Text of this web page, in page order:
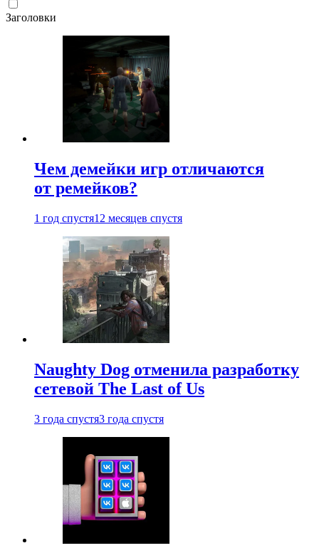
Заголовки
Чем демейки игр отличаются
от ремейков?
1 год спустя12 месяцев спустя
Naughty Dog отменила разработку
сетевой The Last of Us
3 года спустя3 года спустя